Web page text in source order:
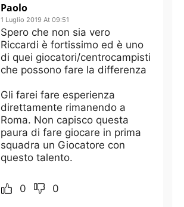
Paolo
1 Luglio 2019 At 09:51
Spero che non sia vero
Riccardi è fortissimo ed è uno
di quei giocatori/centrocampisti
che possono fare la differenza
Gli farei fare esperienza
direttamente rimanendo a
Roma. Non capisco questa
paura di fare giocare in prima
squadra un Giocatore con
questo talento.
0 0